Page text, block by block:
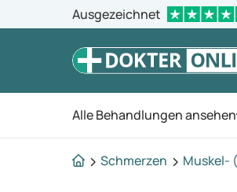
Ausgezeichnet
Alle Behandlungen ansehen
Schmerzen Muskel-